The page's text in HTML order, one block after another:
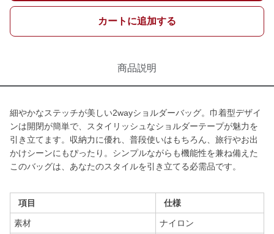
カートに追加する
商品説明
細やかなステッチが美しい2wayショルダーバッグ。巾着型デザイ
ンは開閉が簡単で、スタイリッシュなショルダーテープが魅力を
引き立てます。収納力に優れ、普段使いはもちろん、旅行やお出
かけシーンにもぴったり。シンプルながらも機能性を兼ね備えた
このバッグは、あなたのスタイルを引き立てる必需品です。
項目 仕様
素材 ナイロン